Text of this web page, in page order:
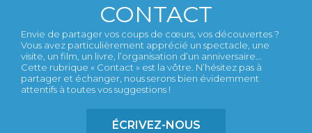
CONTACT
Envie de partager vos coups de cœurs, vos découvertes ?
Vous avez particulièrement apprécié un spectacle, une
visite, un film, un livre, l’organisation d’un anniversaire...
Cette rubrique « Contact » est la vôtre. N’hésitez pas à
partager et échanger, nous serons bien évidemment
attentifs à toutes vos suggestions !
ÉCRIVEZ-NOUS